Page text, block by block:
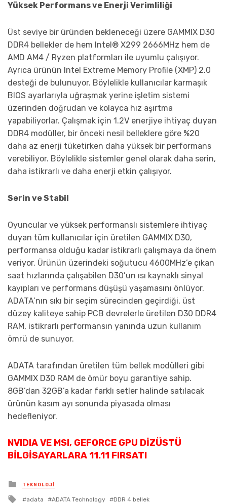
Yüksek Performans ve Enerji Verimliliği
Üst seviye bir üründen bekleneceği üzere GAMMIX D30
DDR4 bellekler de hem Intel® X299 2666MHz hem de
AMD AM4 / Ryzen platformları ile uyumlu çalışıyor.
Ayrıca ürünün Intel Extreme Memory Profile (XMP) 2.0
desteği de bulunuyor. Böylelikle kullanıcılar karmaşık
BIOS ayarlarıyla uğraşmak yerine işletim sistemi
üzerinden doğrudan ve kolayca hız aşırtma
yapabiliyorlar. Çalışmak için 1.2V enerjiye ihtiyaç duyan
DDR4 modüller, bir önceki nesil belleklere göre %20
daha az enerji tüketirken daha yüksek bir performans
verebiliyor. Böylelikle sistemler genel olarak daha serin,
daha istikrarlı ve daha enerji etkin çalışıyor.
Serin ve Stabil
Oyuncular ve yüksek performanslı sistemlere ihtiyaç
duyan tüm kullanıcılar için üretilen GAMMIX D30,
performansa olduğu kadar istikrarlı çalışmaya da önem
veriyor. Ürünün üzerindeki soğutucu 4600MHz’e çıkan
saat hızlarında çalışabilen D30’un ısı kaynaklı sinyal
kayıpları ve performans düşüşü yaşamasını önlüyor.
ADATA’nın sıkı bir seçim sürecinden geçirdiği, üst
düzey kaliteye sahip PCB devrelerle üretilen D30 DDR4
RAM, istikrarlı performansın yanında uzun kullanım
ömrü de sunuyor.
ADATA tarafından üretilen tüm bellek modülleri gibi
GAMMIX D30 RAM de ömür boyu garantiye sahip.
8GB’dan 32GB’a kadar farklı setler halinde satılacak
ürünün kasım ayı sonunda piyasada olması
hedefleniyor.
NVIDIA VE MSI, GEFORCE GPU DIZÜSTÜ
BILGISAYARLARA 11.11 FIRSATI
Posted
in
TEKNOLOJI
Tagged
adata ADATA Technology DDR 4 bellek